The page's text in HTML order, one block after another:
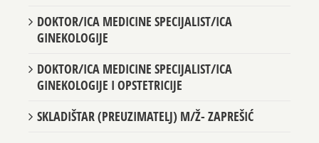
DOKTOR/ICA MEDICINE SPECIJALIST/ICA
GINEKOLOGIJE
DOKTOR/ICA MEDICINE SPECIJALIST/ICA
GINEKOLOGIJE I OPSTETRICIJE
SKLADIŠTAR (PREUZIMATELJ) M/Ž- ZAPREŠIĆ